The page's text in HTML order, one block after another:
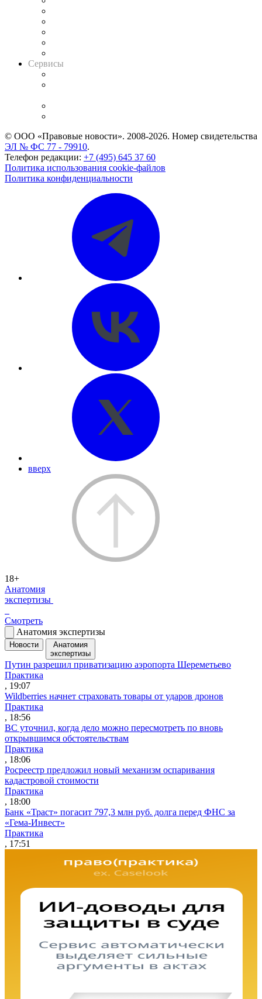
Сервисы
© ООО «Правовые новости». 2008-2026. Номер свидетельства
ЭЛ № ФС 77 - 79910.
Телефон редакции: +7 (495) 645 37 60
Политика использования cookie-файлов
Политика конфиденциальности
вверх
18+
Анатомия
экспертизы
Смотреть
Анатомия экспертизы
Новости
Анатомия
экспертизы
Путин разрешил приватизацию аэропорта Шереметьево
Практика
, 19:07
Wildberries начнет страховать товары от ударов дронов
Практика
, 18:56
ВС уточнил, когда дело можно пересмотреть по вновь
открывшимся обстоятельствам
Практика
, 18:06
Росреестр предложил новый механизм оспаривания
кадастровой стоимости
Практика
, 18:00
Банк «Траст» погасит 797,3 млн руб. долга перед ФНС за
«Гема-Инвест»
Практика
, 17:51